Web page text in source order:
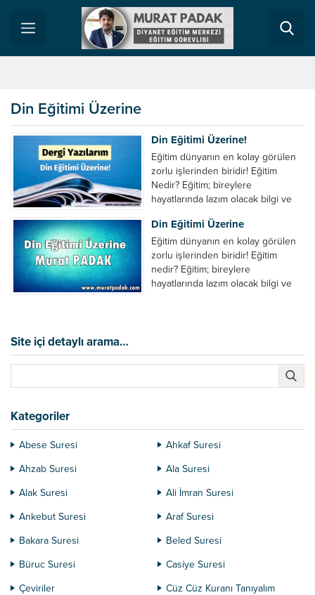
Din Eğitimi Üzerine
Din Eğitimi Üzerine!
Eğitim dünyanın en kolay görülen
zorlu işlerinden biridir! Eğitim
Nedir? Eğitim; bireylere
hayatlarında lazım olacak bilgi ve
öğretmektir. Bunun için birebir ya
da toplu eğitim faaliyetleri yapılır.
“Bireylere hayatlarında lazım olacak
bilgi ve beceri” ifadesinin ne kadar
geniş olduğunu anlatmaya gerek
Din Eğitimi Üzerine
Eğitim dünyanın en kolay görülen
zorlu işlerinden biridir! Eğitim
nedir? Eğitim; bireylere
hayatlarında lazım olacak bilgi ve
bilgi ve beceri” ifadesinin ne kadar
geniş olduğunu anlatmaya gerek
Site içi detaylı arama…
Kategoriler
Abese Suresi
Ahkaf Suresi
Ahzab Suresi
Ala Suresi
Alak Suresi
Ali İmran Suresi
Ankebut Suresi
Araf Suresi
Bakara Suresi
Beled Suresi
Büruc Suresi
Casiye Suresi
Çeviriler
Cüz Cüz Kuranı Tanıyalım